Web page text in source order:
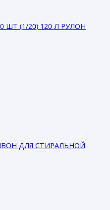
(1/20) 120 Л РУЛОН
ДЛЯ СТИРАЛЬНОЙ